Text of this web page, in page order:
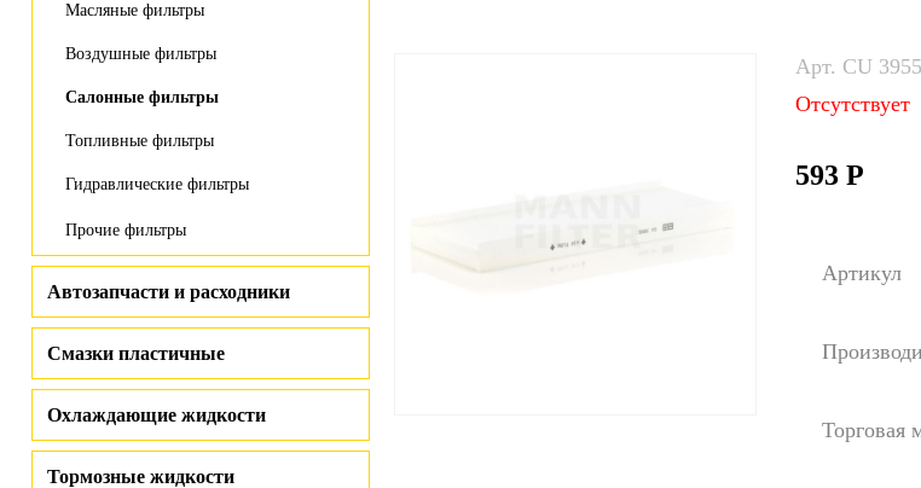
Масляные фильтры
Воздушные фильтры
Салонные фильтры
Топливные фильтры
Гидравлические фильтры
Прочие фильтры
Автозапчасти и расходники
Смазки пластичные
Охлаждающие жидкости
Тормозные жидкости
Арт. CU 3955
Отсутствует
593 Р
Артикул
Торговая